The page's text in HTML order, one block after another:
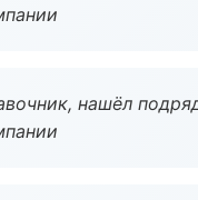
нашёл